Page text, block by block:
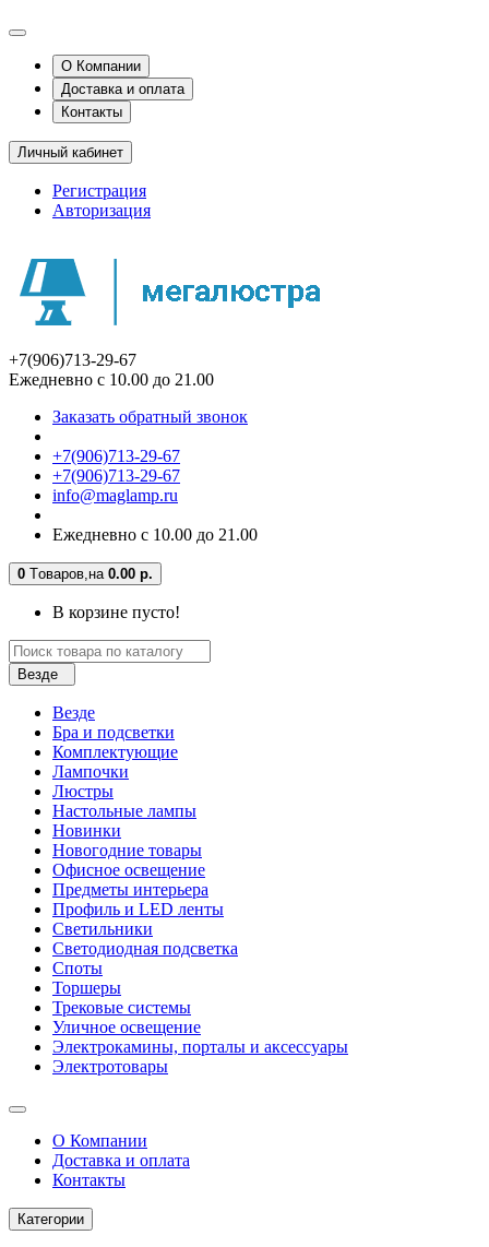
О Компании
Доставка и оплата
Контакты
Личный кабинет
Регистрация
Авторизация
+7(906)713-29-67
Ежедневно с 10.00 до 21.00
Заказать обратный звонок
+7(906)713-29-67
+7(906)713-29-67
info@maglamp.ru
Ежедневно с 10.00 до 21.00
0 Tоваров,на 0.00 р.
В корзине пусто!
Везде
Везде
Бра и подсветки
Комплектующие
Лампочки
Люстры
Настольные лампы
Новинки
Новогодние товары
Офисное освещение
Предметы интерьера
Профиль и LED ленты
Светильники
Светодиодная подсветка
Споты
Торшеры
Трековые системы
Уличное освещение
Электрокамины, порталы и аксессуары
Электротовары
О Компании
Доставка и оплата
Контакты
Категории